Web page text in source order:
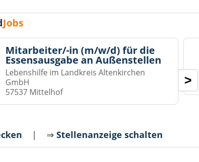
Jobs
Mitarbeiter/-in (m/w/d) für die
Essensausgabe an Außenstellen
Lebenshilfe im Landkreis Altenkirchen
GmbH
57537 Mittelhof
>
| ⇒Stellenanzeige schalten